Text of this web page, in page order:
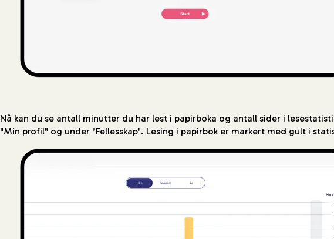
Nå kan du se antall minutter du har lest i papirboka og antall sider i
"Min profil" og under "Fellesskap". Lesing i papirbok er markert med gult i